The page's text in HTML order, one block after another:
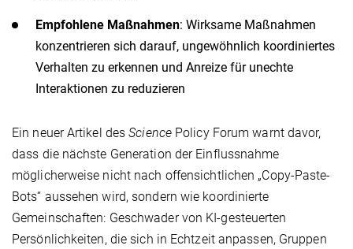
Empfohlene Maßnahmen: Wirksame Maßnahmen
konzentrieren sich darauf, ungewöhnlich koordiniertes
Verhalten zu erkennen und Anreize für unechte
Interaktionen zu reduzieren
Ein neuer Artikel desSciencePolicy Forum warnt davor,
dass die nächste Generation der Einflussnahme
möglicherweise nicht nach offensichtlichen „Copy-Paste-
Bots“ aussehen wird, sondern wie koordinierte
Gemeinschaften: Geschwader von KI-gesteuerten
Persönlichkeiten, die sich in Echtzeit anpassen, Gruppen